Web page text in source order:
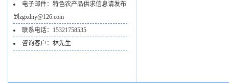
电子邮件：特色农产品供求信息请发布
到zgxdny@126.com
联系电话：15321758535
咨询客户：林先生